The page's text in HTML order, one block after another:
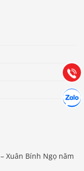
Xuân Bính Ngọ năm
Gọi
(028) 22.166.144
Chát